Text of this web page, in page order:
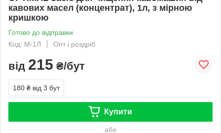
кавових масел (концентрат), 1л, з мірною
кришкою
Готово до відправки
Код: М-1Л
Опт і роздріб
від 215 ₴/бут
180 ₴ від 3 бут
Купити
або